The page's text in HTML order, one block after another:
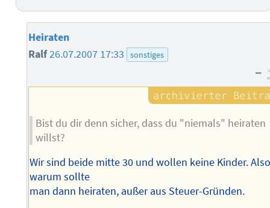
Heiraten
Ralf26.07.2007 17:33 sonstiges
–
Bist du dir denn sicher, dass du "niemals" heiraten
willst?
Wir sind beide mitte 30 und wollen keine Kinder.
warum sollte
man dann heiraten, außer aus Steuer-Gründen.